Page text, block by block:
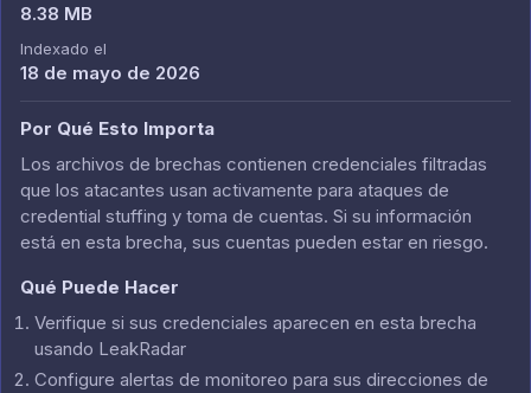
8.38 MB
Indexado el
18 de mayo de 2026
Por Qué Esto Importa
Los archivos de brechas contienen credenciales filtradas
que los atacantes usan activamente para ataques de
credential stuffing y toma de cuentas. Si su información
está en esta brecha, sus cuentas pueden estar en riesgo.
Qué Puede Hacer
Verifique si sus credenciales aparecen en esta brecha
usando LeakRadar
Configure alertas de monitoreo para sus direcciones de